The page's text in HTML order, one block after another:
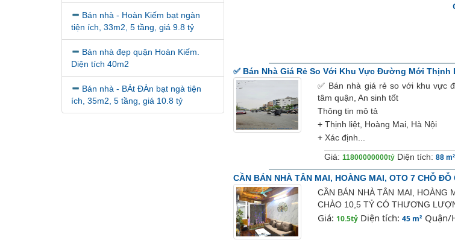
Bán nhà - Hoàn Kiếm bạt ngàn
tiện ích, 33m2, 5 tầng, giá 9.8 tỷ
Bán nhà đẹp quận Hoàn Kiếm.
Diện tích 40m2
Bán nhà - BÁt ĐÀn bạt ngà tiện
ích, 35m2, 5 tầng, giá 10.8 tỷ
✅ Bán Nhà Giá Rẻ So Với Khu Vực Đường Mới Thịnh
✅ Bán nhà giá rẻ so với khu vực
tâm quận, An sinh tốt
Thông tin mô tả
+ Thịnh liệt, Hoàng Mai, Hà Nội
+ Xác định...
Giá: 11800000000tỷ Diện tích: 88 m²
CẦN BÁN NHÀ TÂN MAI, HOÀNG MAI, OTO 7 CHỖ
CẦN BÁN NHÀ TÂN MAI, HOÀNG
CHÀO 10,5 TỶ CÓ THƯƠNG
Giá: 10.5tỷ Diện tích: 45 m² Quận/